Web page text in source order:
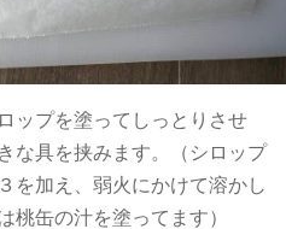
ップを塗ってしっとりさせ
な具を挟みます。（シロップ
を加え、弱火にかけて溶かし
桃缶の汁を塗ってます）